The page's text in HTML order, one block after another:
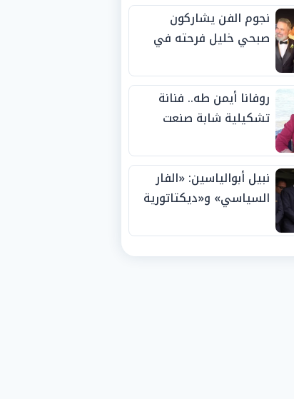
نجوم الفن يشاركون
صبحي خليل فرحته في
روفانا أيمن طه.. فنانة
تشكيلية شابة صنعت
الجوائز منذ الصغر
نبيل أبوالياسين: «الفار
السياسي» و«ديكتاتورية
الفيفا».. وإقالة